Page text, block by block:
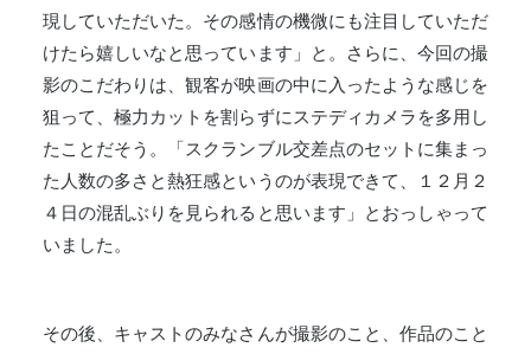
現していただいた。その感情の機微にも注目していただ
けたら嬉しいなと思っています」と。さらに、今回の撮
影のこだわりは、観客が映画の中に入ったような感じを
狙って、極力カットを割らずにステディカメラを多用し
たことだそう。「スクランブル交差点のセットに集まっ
た人数の多さと熱狂感というのが表現できて、１２月２
４日の混乱ぶりを見られると思います」とおっしゃって
いました。
その後、キャストのみなさんが撮影のこと、作品のこと